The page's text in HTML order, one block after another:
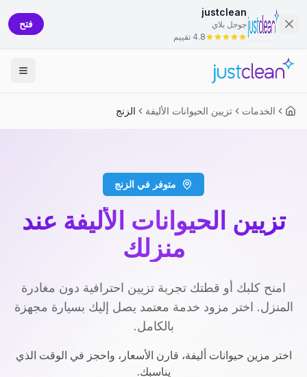
justclean
جوجل بلاي
4.8 تقييم
فتح
الخدمات تزيين الحيوانات الأليفة الزنج
متوفر في الزنج
تزيين الحيوانات الأليفة عند
منزلك
امنح كلبك أو قطتك تجربة تزيين احترافية دون مغادرة
المنزل. اختر مزود خدمة معتمد يصل إليك بسيارة مجهزة
بالكامل.
اختر مزين حيوانات أليفة، قارن الأسعار، واحجز في الوقت الذي
يناسبك.